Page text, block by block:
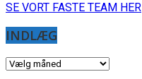
SE VORT FASTE TEAM HER
INDLÆG
INDLÆG